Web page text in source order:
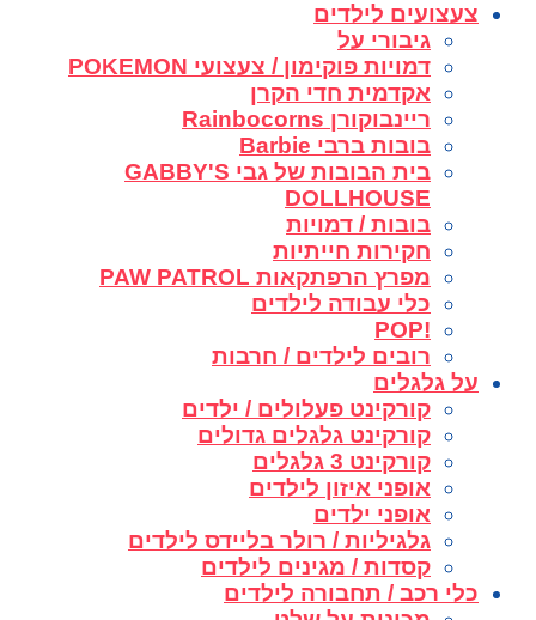
צעצועים לילדים
גיבורי על
דמויות פוקימון / צעצועי POKEMON
אקדמית חדי הקרן
ריינבוקורן Rainbocorns
בובות ברבי Barbie
בית הבובות של גבי GABBY'S
DOLLHOUSE
בובות / דמויות
חקירות חייתיות
מפרץ הרפתקאות PAW PATROL
כלי עבודה לילדים
!POP
רובים לילדים / חרבות
על גלגלים
קורקינט פעלולים / ילדים
קורקינט גלגלים גדולים
קורקינט 3 גלגלים
אופני איזון לילדים
אופני ילדים
גלגיליות / רולר בליידס לילדים
קסדות / מגינים לילדים
כלי רכב / תחבורה לילדים